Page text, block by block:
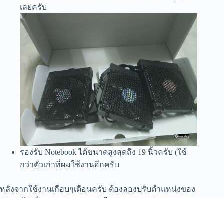
เลยครับ
รองรับ Notebook ได้ขนาดสูงสุดถึง 19 นิ้วครับ (ใช้
กว่าตัวเก่าที่ผมใช้งานอีกครับ
หลังจากใช้งานเกือบๆเดือนครับ ต้องลองปรับตำแหน่งของ